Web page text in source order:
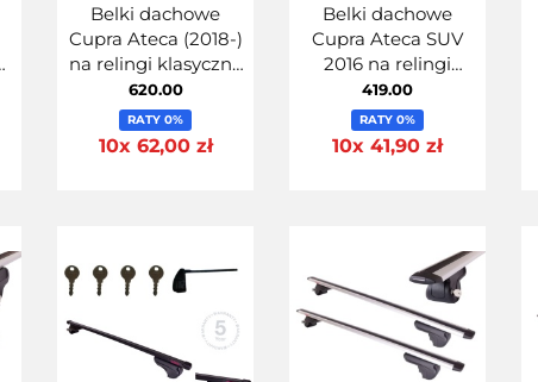
Belki dachowe
Cupra Ateca (2018-)
na relingi klasyczne
Stalowe
Uniwersalne 125cm
MontBlanc 125 Steel-
620.00
RATY 0%
10x 62,00 zł
Belki dachowe
Cupra Ateca SUV
2016 na relingi
klasyczne MENABO
SHERMAN 120
419.00
RATY 0%
10x 41,90 zł